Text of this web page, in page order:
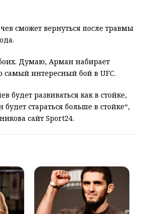
сможет вернуться после травмы
Думаю, Арман набирает
самый интересный бой в UFC.
будет развиваться как в стойке,
стараться больше в стойке“,
сайт Sport24.